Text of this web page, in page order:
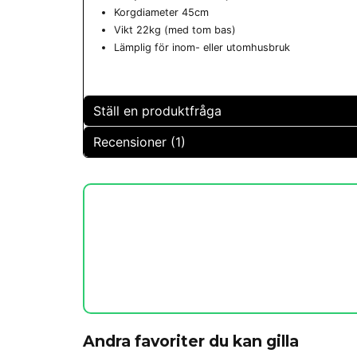
Korgdiameter 45cm
Vikt 22kg (med tom bas)
Lämplig för inom- eller utomhusbruk
Ställ en produktfråga
question
Fråga oss något om denna produkten...
Recensioner (1)
Tom
Andra favoriter du kan gilla